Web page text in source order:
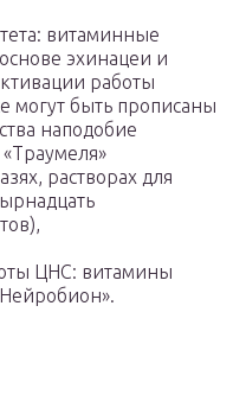
витаминные
эхинацеи и
работы
могут быть прописаны
наподобие
растворах для
ЦНС: витамины